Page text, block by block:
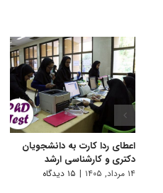
اعطای ردا کارت به دانشجویان
دکتری و کارشناسی ارشد
۱۴ مرداد, ۱۴۰۵ | ۱۵ دیدگاه